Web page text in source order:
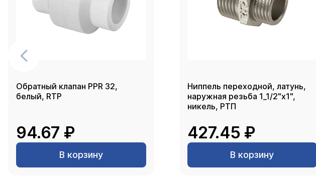
Обратный клапан PPR 32,
белый, RTP
94.67 ₽
В корзину
Ниппель переходной, латунь,
наружная резьба 1_1/2"х1",
никель, РТП
427.45 ₽
В корзину